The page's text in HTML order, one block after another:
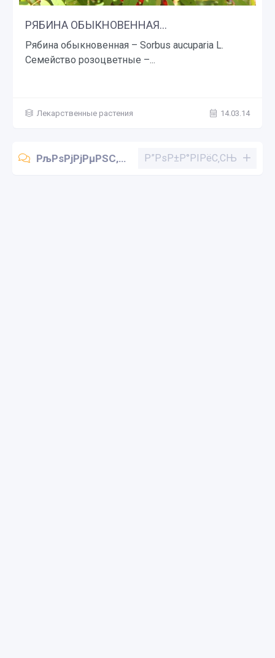
РЯБИНА ОБЫКНОВЕННАЯ...
Рябина обыкновенная – Sorbus aucuparia L.
Семейство розоцветные –...
Лекарственные растения 14.03.14
РљРѕРјРјРµРЅС‚Р°СЂРёРё (0) Р”РѕР±Р°РІРёС‚СЊ